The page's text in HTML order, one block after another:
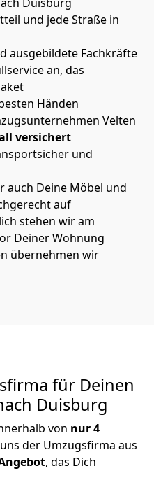
und jede Straße in
ausgebildete Fachkräfte
an, das
Händen
Velten
versichert
und
auch Deine Möbel und
auf
stehen wir am
Deiner Wohnung
übernehmen wir
für Deinen
Duisburg
von nur 4
der Umzugsfirma aus
, das Dich